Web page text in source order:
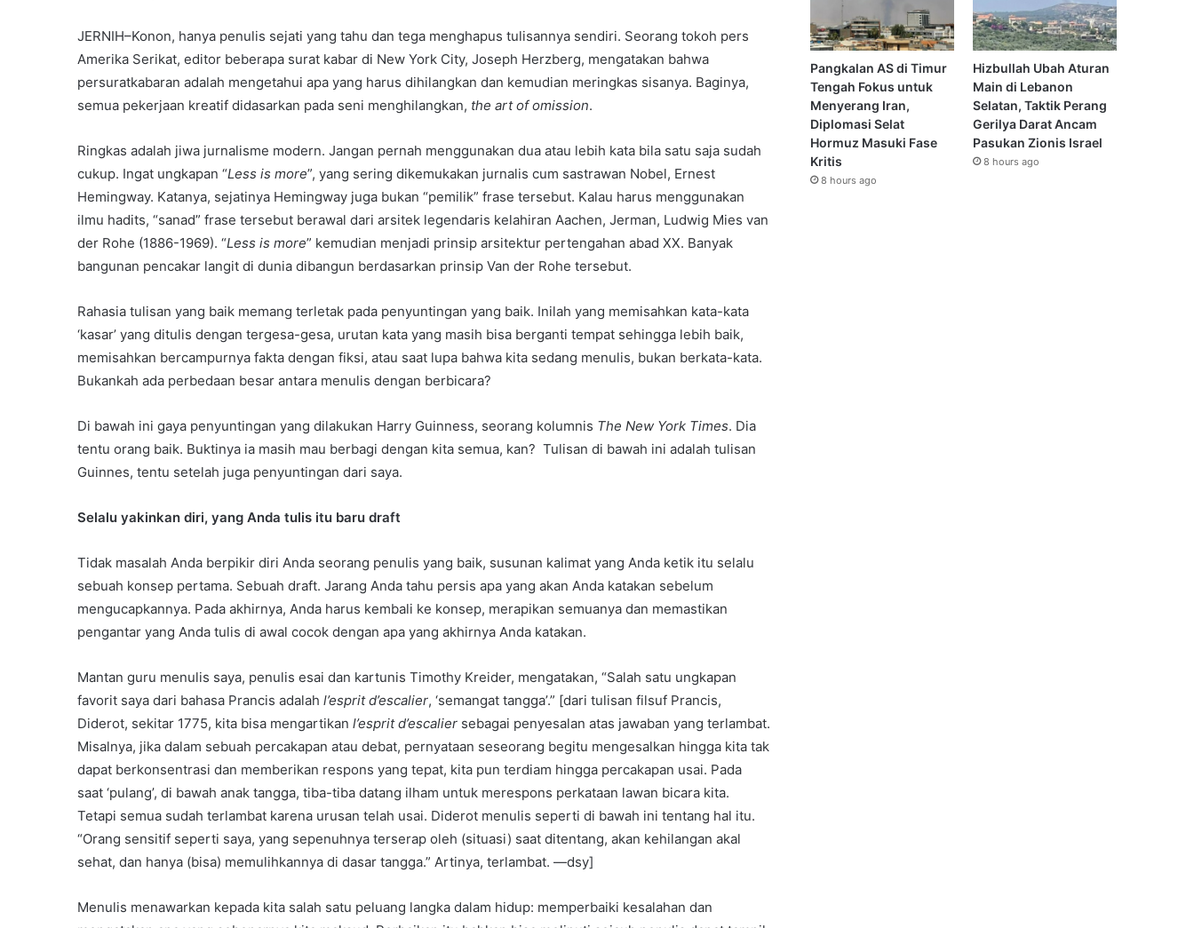
JERNIH–Konon, hanya penulis sejati yang tahu dan tega menghapus tulisannya sendiri. Seorang tokoh pers
Amerika Serikat, editor beberapa surat kabar di New York City, Joseph Herzberg, mengatakan bahwa
persuratkabaran adalah mengetahui apa yang harus dihilangkan dan kemudian meringkas sisanya. Baginya,
semua pekerjaan kreatif didasarkan pada seni menghilangkan, the art of omission.
Ringkas adalah jiwa jurnalisme modern. Jangan pernah menggunakan dua atau lebih kata bila satu saja sudah
cukup. Ingat ungkapan “Less is more”, yang sering dikemukakan jurnalis cum sastrawan Nobel, Ernest
Hemingway. Katanya, sejatinya Hemingway juga bukan “pemilik” frase tersebut. Kalau harus menggunakan
ilmu hadits, “sanad” frase tersebut berawal dari arsitek legendaris kelahiran Aachen, Jerman, Ludwig Mies van
der Rohe (1886-1969). “Less is more” kemudian menjadi prinsip arsitektur pertengahan abad XX. Banyak
bangunan pencakar langit di dunia dibangun berdasarkan prinsip Van der Rohe tersebut.
Rahasia tulisan yang baik memang terletak pada penyuntingan yang baik. Inilah yang memisahkan kata-kata
‘kasar’ yang ditulis dengan tergesa-gesa, urutan kata yang masih bisa berganti tempat sehingga lebih baik,
memisahkan bercampurnya fakta dengan fiksi, atau saat lupa bahwa kita sedang menulis, bukan berkata-kata.
Bukankah ada perbedaan besar antara menulis dengan berbicara?
Di bawah ini gaya penyuntingan yang dilakukan Harry Guinness, seorang kolumnis The New York Times. Dia
tentu orang baik. Buktinya ia masih mau berbagi dengan kita semua, kan? Tulisan di bawah ini adalah tulisan
Guinnes, tentu setelah juga penyuntingan dari saya.
Selalu yakinkan diri, yang Anda tulis itu baru draft
Tidak masalah Anda berpikir diri Anda seorang penulis yang baik, susunan kalimat yang Anda ketik itu selalu
sebuah konsep pertama. Sebuah draft. Jarang Anda tahu persis apa yang akan Anda katakan sebelum
mengucapkannya. Pada akhirnya, Anda harus kembali ke konsep, merapikan semuanya dan memastikan
pengantar yang Anda tulis di awal cocok dengan apa yang akhirnya Anda katakan.
Mantan guru menulis saya, penulis esai dan kartunis Timothy Kreider, mengatakan, “Salah satu ungkapan
favorit saya dari bahasa Prancis adalah l’esprit d’escalier, ‘semangat tangga’.” [dari tulisan filsuf Prancis,
Diderot, sekitar 1775, kita bisa mengartikan l’esprit d’escalier sebagai penyesalan atas jawaban yang terlambat.
Misalnya, jika dalam sebuah percakapan atau debat, pernyataan seseorang begitu mengesalkan hingga kita tak
dapat berkonsentrasi dan memberikan respons yang tepat, kita pun terdiam hingga percakapan usai. Pada
saat ‘pulang’, di bawah anak tangga, tiba-tiba datang ilham untuk merespons perkataan lawan bicara kita.
Tetapi semua sudah terlambat karena urusan telah usai. Diderot menulis seperti di bawah ini tentang hal itu.
“Orang sensitif seperti saya, yang sepenuhnya terserap oleh (situasi) saat ditentang, akan kehilangan akal
sehat, dan hanya (bisa) memulihkannya di dasar tangga.” Artinya, terlambat. —dsy]
Menulis menawarkan kepada kita salah satu peluang langka dalam hidup: memperbaiki kesalahan dan
Pangkalan AS di Timur
Tengah Fokus untuk
Menyerang Iran,
Diplomasi Selat
Hormuz Masuki Fase
Kritis
8 hours ago
Hizbullah Ubah Aturan
Main di Lebanon
Selatan, Taktik Perang
Gerilya Darat Ancam
Pasukan Zionis Israel
8 hours ago